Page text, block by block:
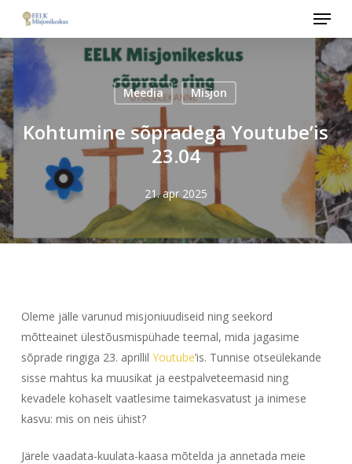
main
content
Menu
Meedia Misjon
Kohtumine sõpradega Youtube’is
23.04
21. apr 2025
Oleme jälle varunud misjoniuudiseid ning seekord
mõtteainet ülestõusmispühade teemal, mida jagasime
sõprade ringiga 23. aprillil Youtube’is. Tunnise otseülekande
sisse mahtus ka muusikat ja eestpalveteemasid ning
kevadele kohaselt vaatlesime taimekasvatust ja inimese
kasvu: mis on neis ühist?
Järele vaadata-kuulata-kaasa mõtelda ja annetada meie